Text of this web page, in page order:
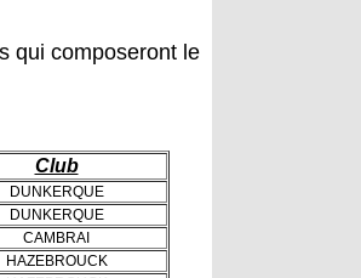
qui composeront le
Club
DUNKERQUE
DUNKERQUE
CAMBRAI
HAZEBROUCK